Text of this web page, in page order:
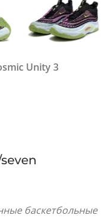
Unity 3
баскетбольные